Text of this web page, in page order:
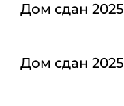
Дом сдан 2025
Дом сдан 2025